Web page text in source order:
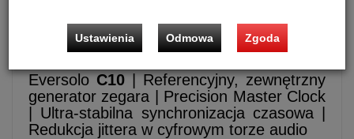
Zegar taktujący Eversolo C10
EversoloC10| Referencyjny, zewnętrzny
generator zegara | Precision Master Clock
| Ultra-stabilna synchronizacja czasowa |
Redukcja jittera w cyfrowym torze audio
Ustawienia Odmowa Zgoda